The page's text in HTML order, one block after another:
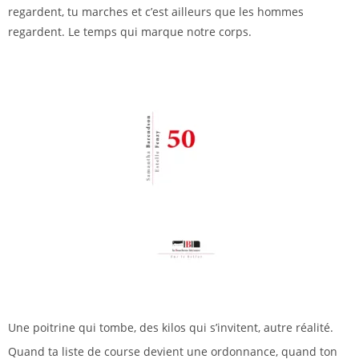
regardent, tu marches et c’est ailleurs que les hommes
regardent. Le temps qui marque notre corps.
Une poitrine qui tombe, des kilos qui s’invitent, autre réalité.
Quand ta liste de course devient une ordonnance, quand ton